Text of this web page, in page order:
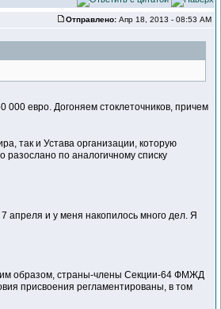
Отправлено: Апр 18, 2013 - 08:53 AM
евро. Догоняем стоклеточников, причем
так и Устава организации, которую
по аналогичному списку
апреля и у меня накопилось много дел. Я
образом, страны-члены Секции-64 ФМЖД
присвоения регламентированы, в том